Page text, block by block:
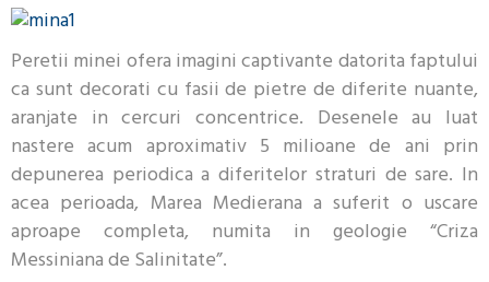
Peretii minei ofera imagini captivante datorita faptului
ca sunt decorati cu fasii de pietre de diferite nuante,
aranjate in cercuri concentrice. Desenele au luat
nastere acum aproximativ 5 milioane de ani prin
depunerea periodica a diferitelor straturi de sare. In
acea perioada, Marea Medierana a suferit o uscare
aproape completa, numita in geologie “Criza
Messiniana de Salinitate”.